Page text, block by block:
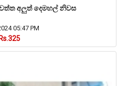
අලුත් දෙමහල් නිවස
05:47 PM
Rs.325